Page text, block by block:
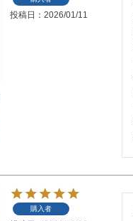
投稿日 2026/01/11
購入者